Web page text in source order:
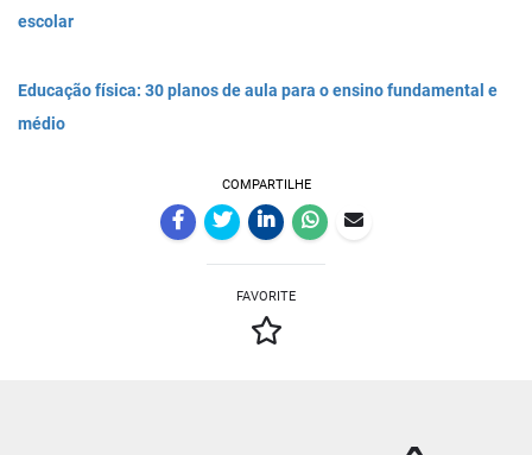
escolar
Educação física: 30 planos de aula para o ensino fundamental e
médio
COMPARTILHE
FAVORITE